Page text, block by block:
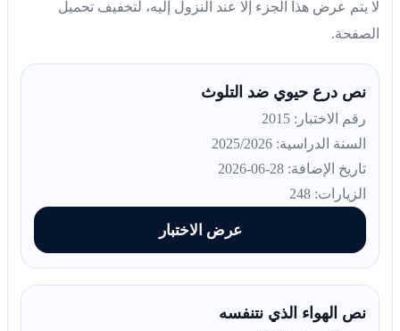
لا يتم عرض هذا الجزء إلا عند النزول إليه، لتخفيف تحميل
الصفحة.
نص درع حيوي ضد التلوث
رقم الاختبار: 2015
السنة الدراسية: 2025/2026
تاريخ الإضافة: 28-06-2026
الزيارات: 248
عرض الاختبار
نص الهواء الذي نتنفسه